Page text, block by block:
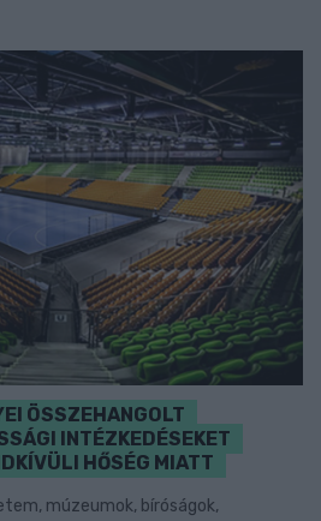
ÖSSZEHANGOLT
INTÉZKEDÉSEKET
HŐSÉG MIATT
múzeumok, bíróságok,